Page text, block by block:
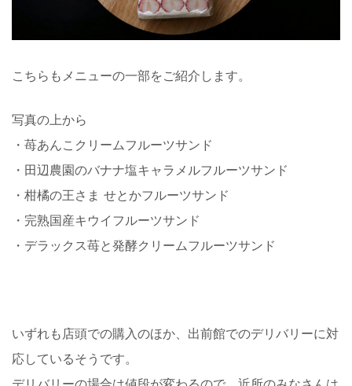
こちらもメニューの一部をご紹介します。
写真の上から
・苺あんこクリームフルーツサンド
・田辺農園のバナナ塩キャラメルフルーツサンド
・柑橘の王さま せとかフルーツサンド
・完熟国産キウイフルーツサンド
・デラックス苺と発酵クリームフルーツサンド
いずれも店頭での購入のほか、出前館でのデリバリーに対
応しているそうです。